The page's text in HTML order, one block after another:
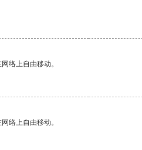
络上自由移动。
络上自由移动。